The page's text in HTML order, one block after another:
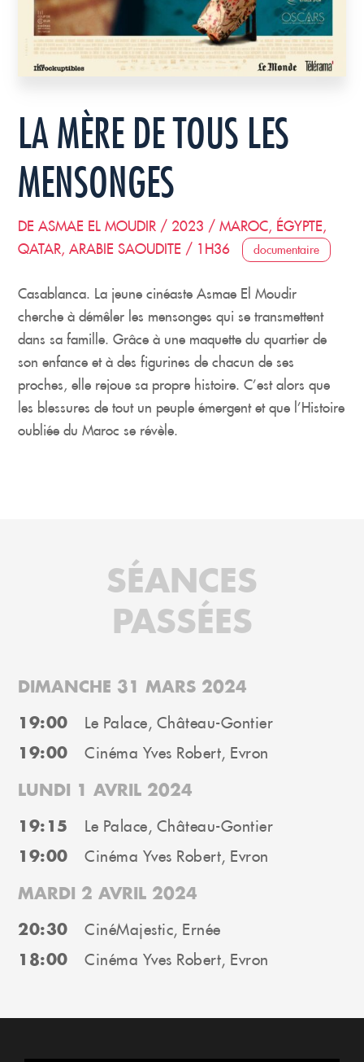
LA MÈRE DE TOUS LES
MENSONGES
DE ASMAE EL MOUDIR / 2023 / MAROC, ÉGYPTE,
QATAR, ARABIE SAOUDITE / 1H36
documentaire
Casablanca. La jeune cinéaste Asmae El Moudir
cherche à démêler les mensonges qui se transmettent
dans sa famille. Grâce à une maquette du quartier de
son enfance et à des figurines de chacun de ses
proches, elle rejoue sa propre histoire. C’est alors que
les blessures de tout un peuple émergent et que l’Histoire
oubliée du Maroc se révèle.
SÉANCES
PASSÉES
DIMANCHE 31 MARS 2024
19:00 Le Palace, Château-Gontier
19:00 Cinéma Yves Robert, Evron
LUNDI 1 AVRIL 2024
19:15 Le Palace, Château-Gontier
19:00 Cinéma Yves Robert, Evron
MARDI 2 AVRIL 2024
20:30 CinéMajestic, Ernée
18:00 Cinéma Yves Robert, Evron